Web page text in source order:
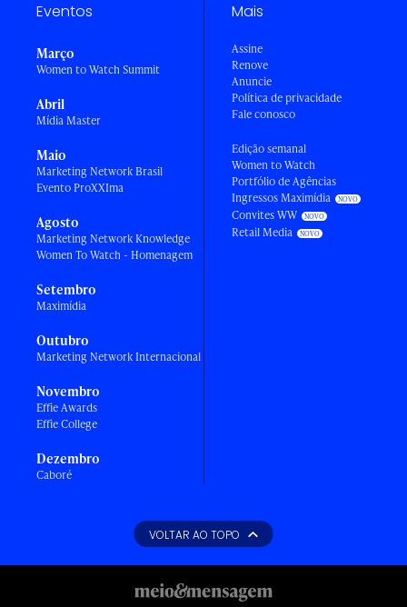
Eventos
Março
Women to Watch Summit
Abril
Mídia Master
Maio
Marketing Network Brasil
Evento ProXXIma
Agosto
Marketing Network Knowledge
Women To Watch - Homenagem
Setembro
Maximídia
Outubro
Marketing Network Internacional
Novembro
Effie Awards
Effie College
Dezembro
Caboré
Mais
Assine
Renove
Anuncie
Política de privacidade
Fale conosco
Edição semanal
Women to Watch
Portfólio de Agências
Ingressos Maximídia
Convites WW
Retail Media
VOLTAR AO TOPO